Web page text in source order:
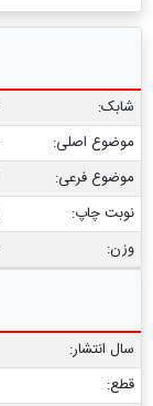
شابک:
موضوع اصلی:
موضوع فرعی:
نوبت چاپ:
وزن:
سال انتشار:
قطع: